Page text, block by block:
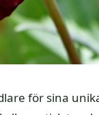
för sina